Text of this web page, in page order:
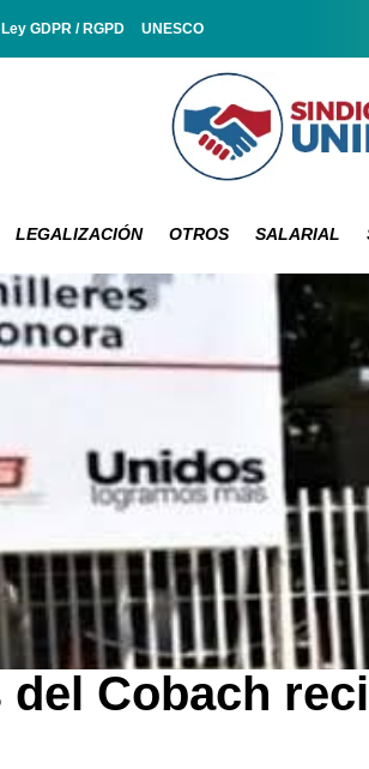
Ley GDPR / RGPD UNESCO
LEGALIZACIÓN OTROS SALARIAL
Cobach